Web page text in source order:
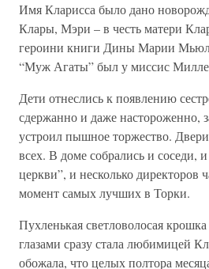
Имя Кларисса было дано
Клары, Мэри – в честь матери
героини книги Дины Марии
“Муж Агаты” был у миссис
Дети отнеслись к появлению
сдержанно и даже настороженно,
устроил пышное торжество.
всех. В доме собрались и соседи,
церкви”, и несколько директоров
момент самых лучших в Торки.
Пухленькая светловолосая
глазами сразу стала любимицей
обожала, что целых полтора